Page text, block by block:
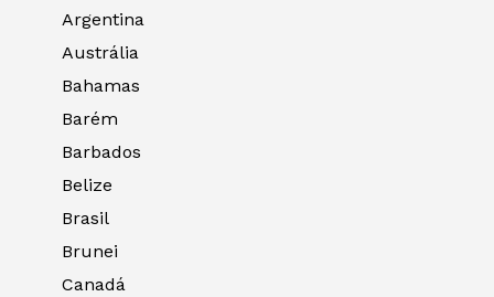
Argentina
Austrália
Bahamas
Barém
Barbados
Belize
Brasil
Brunei
Canadá